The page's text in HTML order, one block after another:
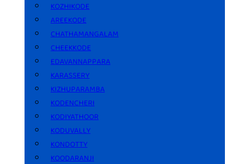
KOZHIKODE
AREEKODE
CHATHAMANGALAM
CHEEKKODE
EDAVANNAPPARA
KARASSERY
KIZHUPARAMBA
KODENCHERI
KODIYATHOOR
KODUVALLY
KONDOTTY
KOODARANJI